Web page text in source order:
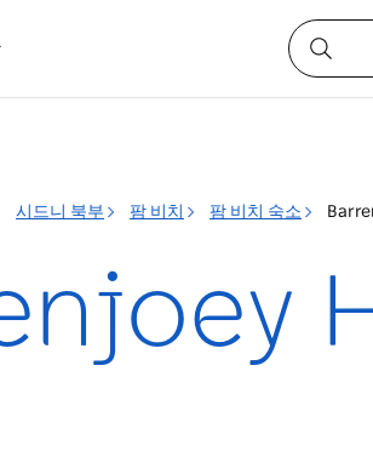
시드니 북부 팜 비치 팜 비치 숙소